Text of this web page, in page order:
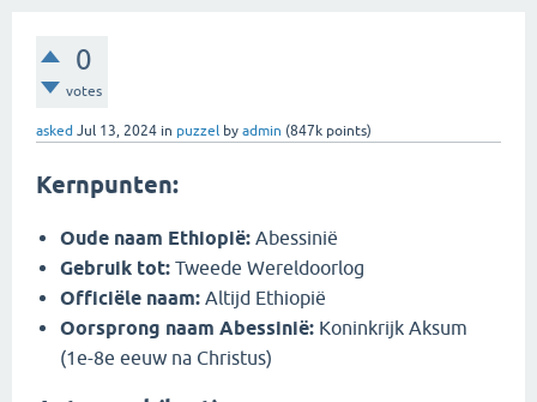
0
votes
asked Jul 13, 2024 in puzzel by admin (847k points)
Kernpunten:
Oude naam Ethiopië: Abessinië
Gebruik tot: Tweede Wereldoorlog
Officiële naam: Altijd Ethiopië
Oorsprong naam Abessinië: Koninkrijk Aksum
(1e-8e eeuw na Christus)